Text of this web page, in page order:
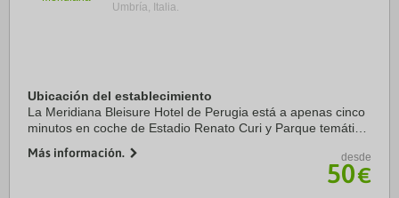
Umbría, Italia.
Ubicación del establecimiento
La Meridiana Bleisure Hotel de Perugia está a apenas cinco
minutos en coche de Estadio Renato Curi y Parque temático
encuentra a 8,8 km de Rocca ...
Más información. desde
50€